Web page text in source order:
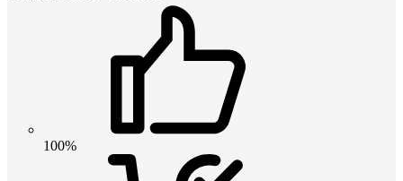
100%